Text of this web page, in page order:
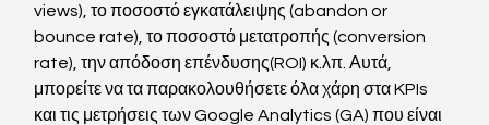
views), το ποσοστό εγκατάλειψης (abandon or
bounce rate), το ποσοστό μετατροπής (conversion
rate), την απόδοση επένδυσης(ROI) κ.λπ. Αυτά,
μπορείτε να τα παρακολουθήσετε όλα χάρη στα KPIs
και τις μετρήσεις των Google Analytics (GA) που είναι